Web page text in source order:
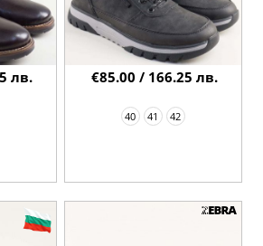
лв.
40 41 42
€85.00 / 166.25 лв.